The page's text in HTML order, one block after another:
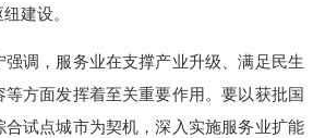
建设。
调，服务业在支撑产业升级、满足民生
等方面发挥着至关重要作用。要以获批国
试点城市为契机，深入实施服务业扩能